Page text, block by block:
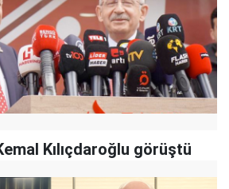
Kılıçdaroğlu görüştü